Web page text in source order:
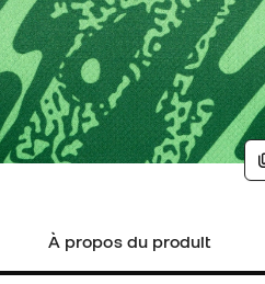
À propos du produit